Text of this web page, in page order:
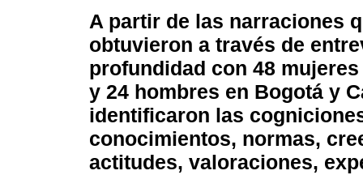
A partir de las narraciones
obtuvieron a través de
profundidad con 48
y 24 hombres en Bogotá y
identificaron las
conocimientos, normas,
actitudes, valoraciones,